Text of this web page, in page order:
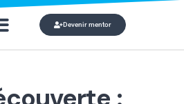
Devenir mentor